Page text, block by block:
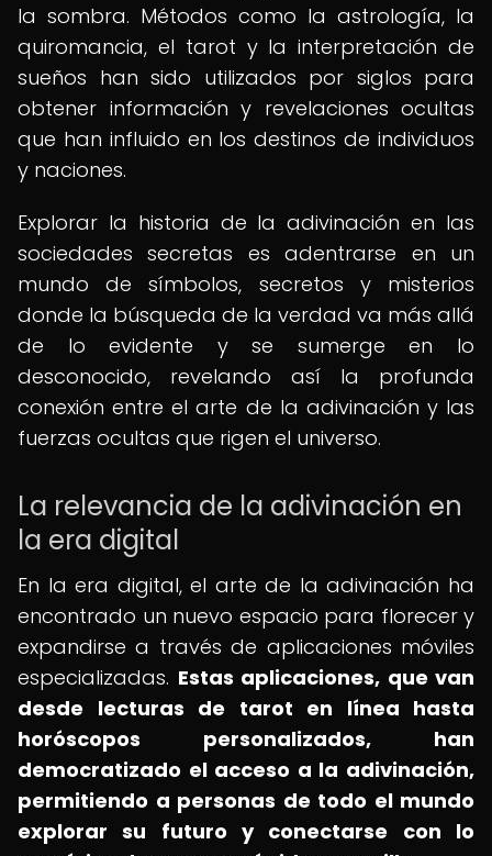
la sombra. Métodos como la astrología, la
quiromancia, el tarot y la interpretación de
sueños han sido utilizados por siglos para
obtener información y revelaciones ocultas
que han influido en los destinos de individuos
y naciones.
Explorar la historia de la adivinación en las
sociedades secretas es adentrarse en un
mundo de símbolos, secretos y misterios
donde la búsqueda de la verdad va más allá
de lo evidente y se sumerge en lo
desconocido, revelando así la profunda
conexión entre el arte de la adivinación y las
fuerzas ocultas que rigen el universo.
La relevancia de la adivinación en
la era digital
En la era digital, el arte de la adivinación ha
encontrado un nuevo espacio para florecer y
expandirse a través de aplicaciones móviles
especializadas. Estas aplicaciones, que van
desde lecturas de tarot en línea hasta
horóscopos personalizados, han
democratizado el acceso a la adivinación,
permitiendo a personas de todo el mundo
explorar su futuro y conectarse con lo